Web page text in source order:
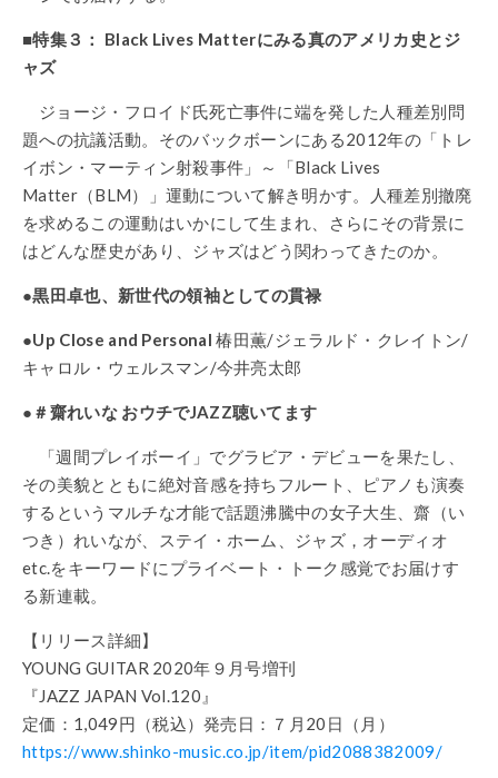
■特集３： Black Lives Matterにみる真のアメリカ史とジ
ャズ
ジョージ・フロイド氏死亡事件に端を発した人種差別問
題への抗議活動。そのバックボーンにある2012年の「トレ
イボン・マーティン射殺事件」～「Black Lives
Matter（BLM）」運動について解き明かす。人種差別撤廃
を求めるこの運動はいかにして生まれ、さらにその背景に
はどんな歴史があり、ジャズはどう関わってきたのか。
●黒田卓也、新世代の領袖としての貫禄
●Up Close and Personal椿田薫/ジェラルド・クレイトン/
キャロル・ウェルスマン/今井亮太郎
● ＃齋れいな おウチでJAZZ聴いてます
「週間プレイボーイ」でグラビア・デビューを果たし、
その美貌とともに絶対音感を持ちフルート、ピアノも演奏
するというマルチな才能で話題沸騰中の女子大生、齋（い
つき）れいなが、ステイ・ホーム、ジャズ，オーディオ
etc. をキーワードにプライベート・トーク感覚でお届けす
る新連載。
【リリース詳細】
YOUNG GUITAR 2020年９月号増刊
『JAZZ JAPAN Vol.120』
定価：1,049円（税込）発売日：７月20日（月）
https://www.shinko-music.co.jp/item/pid2088382009/